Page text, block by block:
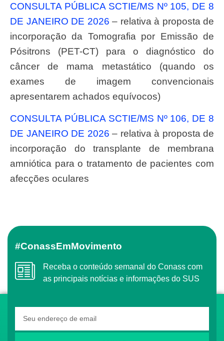
CONSULTA PÚBLICA SCTIE/MS Nº 105, DE 8
DE JANEIRO DE 2026 – relativa à proposta de
incorporação da Tomografia por Emissão de
Pósitrons (PET-CT) para o diagnóstico do
câncer de mama metastático (quando os
exames de imagem convencionais
apresentarem achados equívocos)
CONSULTA PÚBLICA SCTIE/MS Nº 106, DE 8
DE JANEIRO DE 2026 – relativa à proposta de
incorporação do transplante de membrana
amniótica para o tratamento de pacientes com
afecções oculares
#ConassEmMovimento
Receba o conteúdo semanal do Conass com
as principais notícias e informações do SUS